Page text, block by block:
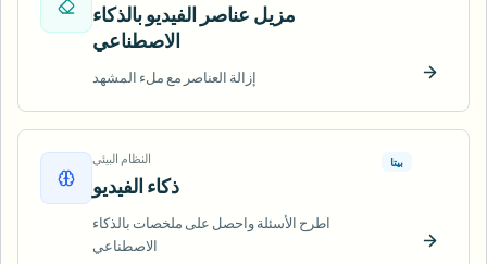
مزيل عناصر الفيديو بالذكاء
الاصطناعي
إزالة العناصر مع ملء المشهد الآن
النظام البيئي
ذكاء الفيديو
بيتا
اطرح الأسئلة واحصل على ملخصات بالذكاء
الاصطناعي
الآن